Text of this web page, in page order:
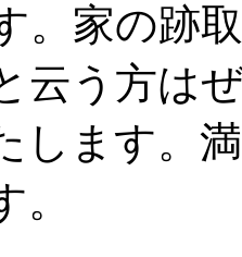
。家の跡
云う方は
します。